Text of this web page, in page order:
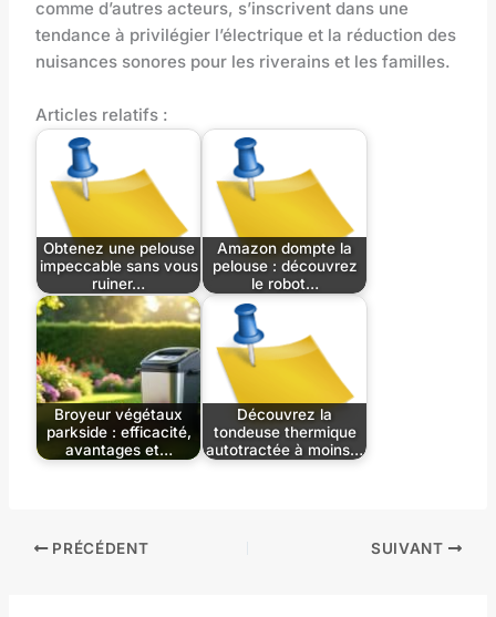
comme d’autres acteurs, s’inscrivent dans une
tendance à privilégier l’électrique et la réduction des
nuisances sonores pour les riverains et les familles.
Articles relatifs :
Obtenez une pelouse
impeccable sans vous
ruiner…
Amazon dompte la
pelouse : découvrez
le robot…
Broyeur végétaux
parkside : efficacité,
avantages et…
Découvrez la
tondeuse thermique
autotractée à moins…
PRÉCÉDENT SUIVANT